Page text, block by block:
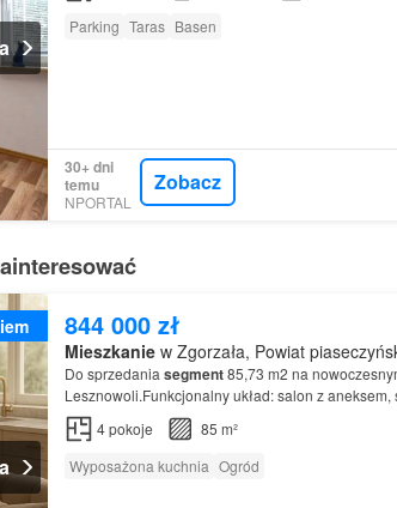
Parking Taras Basen
30+ dni
temu
NPORTAL
Zobacz
844 000 zł
Mieszkaniew Zgorzała, Powiat
Do sprzedania segment85,73 m2 na
Lesznowoli.Funkcjonalny układ: salon z
własny ogródek.Nowoczesna W tej inwestycji
od 86…
4pokoje
85 m²
Wyposażona kuchnia Ogród